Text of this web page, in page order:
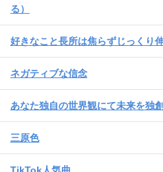
る）
好きなこと長所は焦らずじっくり
ネガティブな信念
あなた独自の世界観にて未来を独
三原色